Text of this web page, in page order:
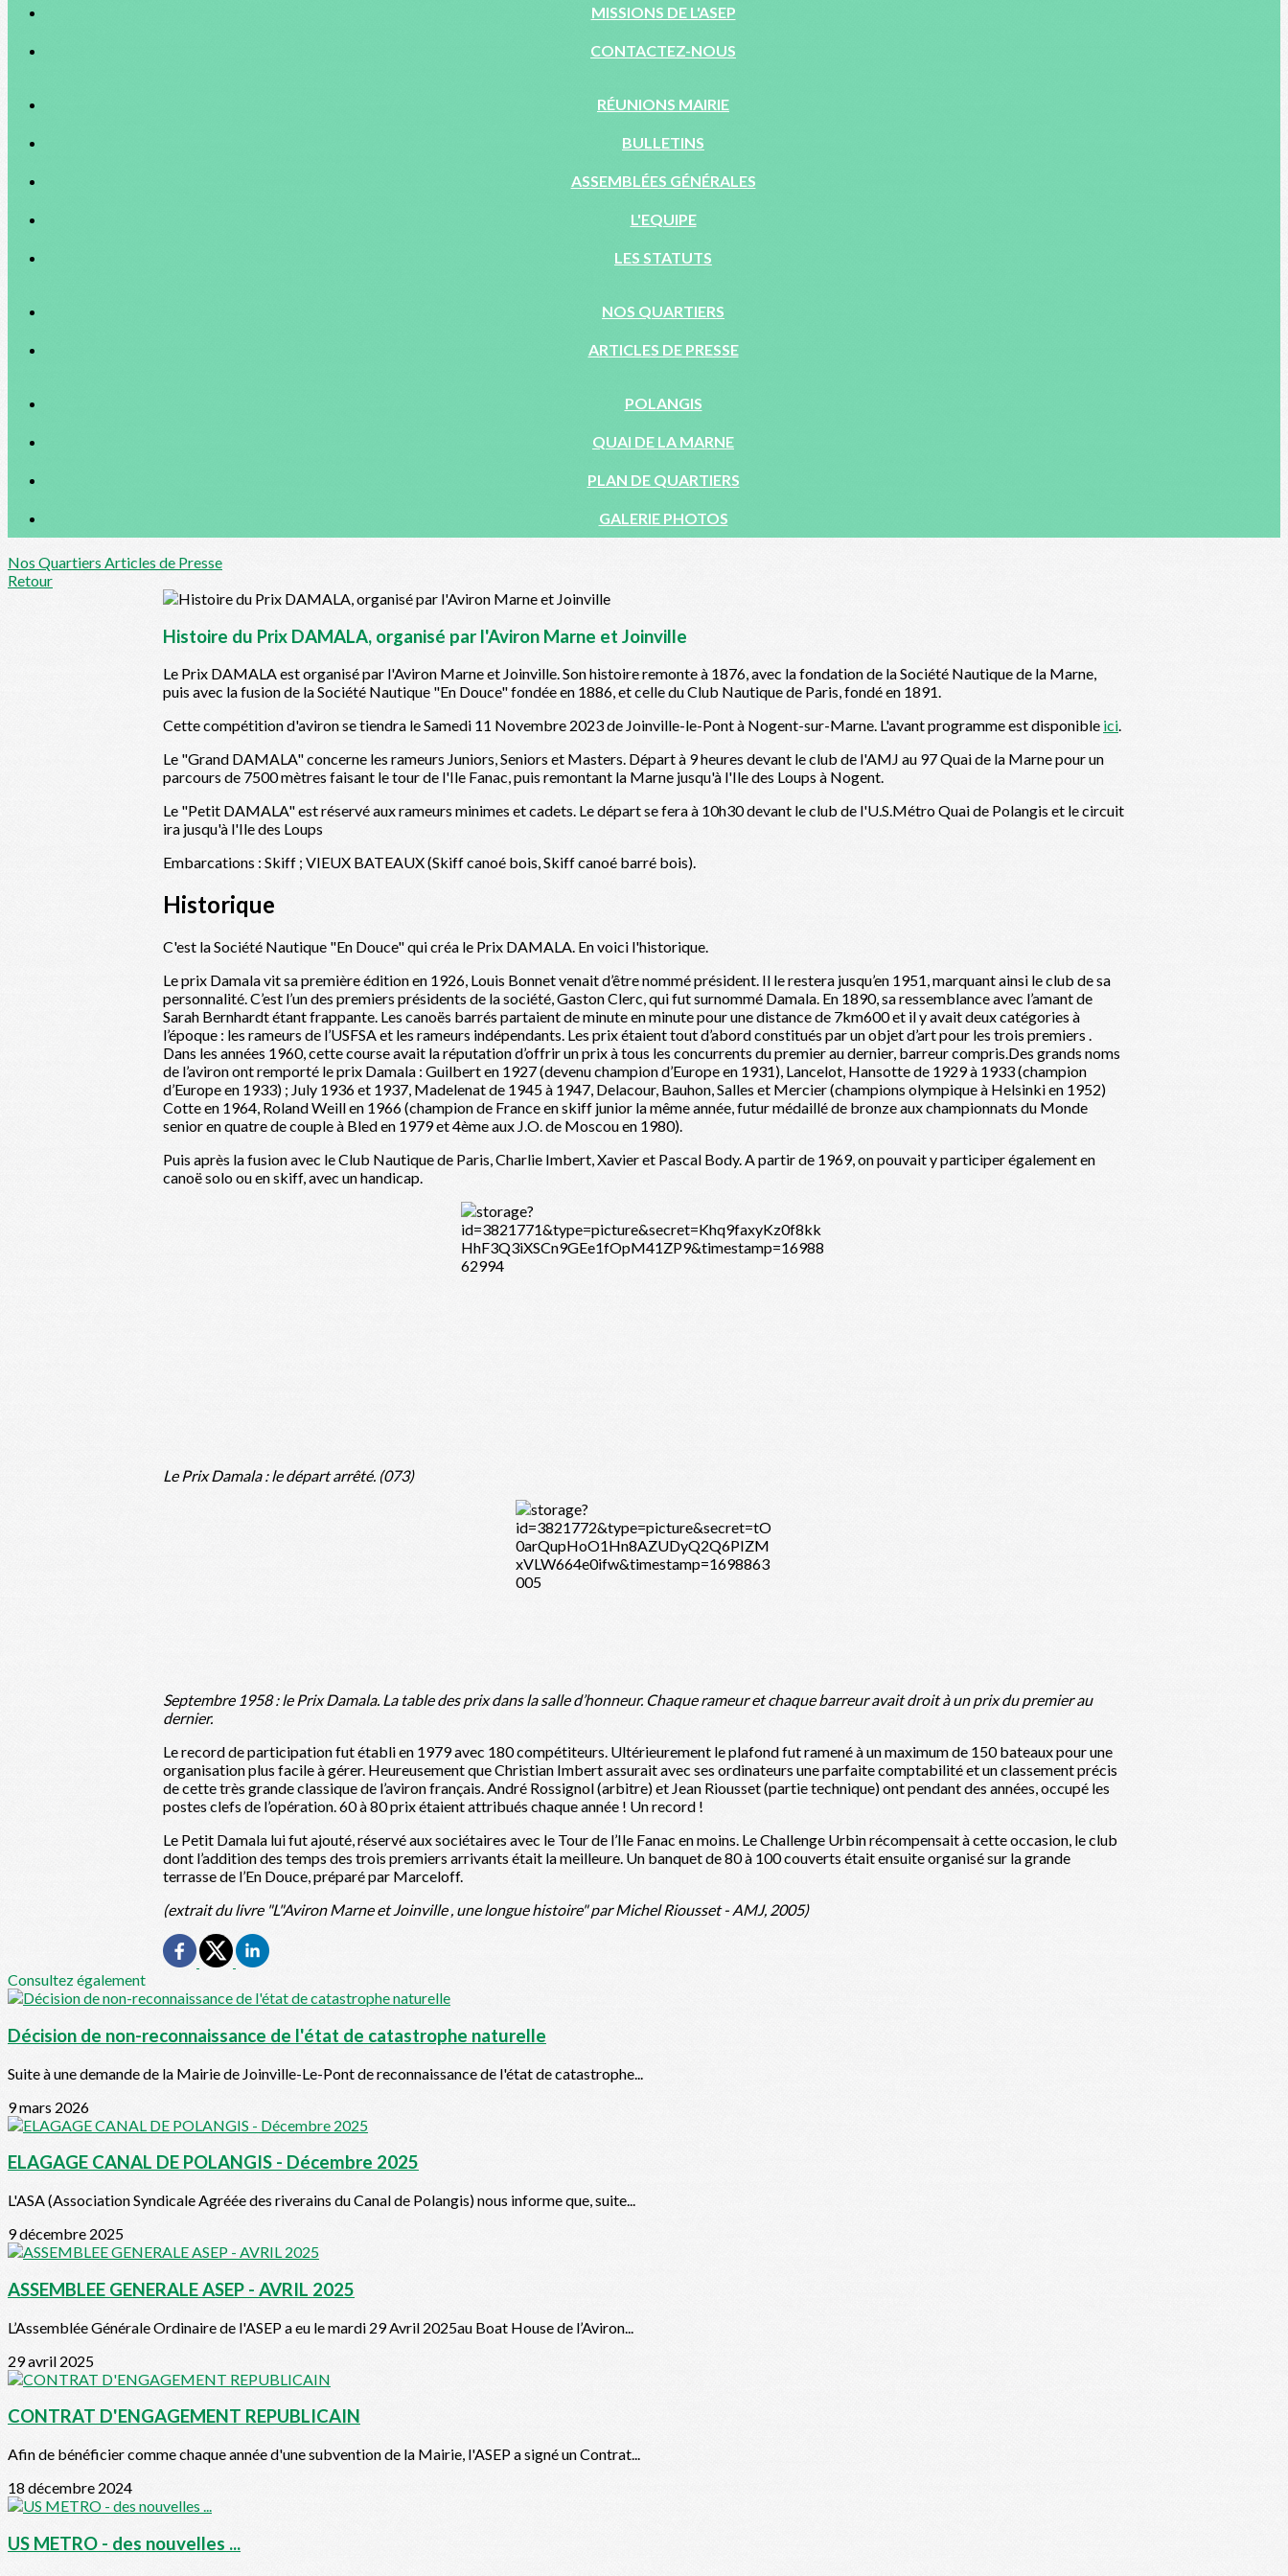
MISSIONS DE L'ASEP
CONTACTEZ-NOUS
RÉUNIONS MAIRIE
BULLETINS
ASSEMBLÉES GÉNÉRALES
L'EQUIPE
LES STATUTS
NOS QUARTIERS
ARTICLES DE PRESSE
POLANGIS
QUAI DE LA MARNE
PLAN DE QUARTIERS
GALERIE PHOTOS
Nos Quartiers Articles de Presse
Retour
Histoire du Prix DAMALA, organisé par l'Aviron Marne et Joinville
Le Prix DAMALA est organisé par l'Aviron Marne et Joinville. Son histoire remonte à 1876, avec la fondation de la Société Nautique de la Marne,
puis avec la fusion de la Société Nautique "En Douce" fondée en 1886, et celle du Club Nautique de Paris, fondé en 1891.
Cette compétition d'aviron se tiendra le Samedi 11 Novembre 2023 de Joinville-le-Pont à Nogent-sur-Marne. L'avant programme est disponible ici.
Le "Grand DAMALA" concerne les rameurs Juniors, Seniors et Masters. Départ à 9 heures devant le club de l'AMJ au 97 Quai de la Marne pour un
parcours de 7500 mètres faisant le tour de l'Ile Fanac, puis remontant la Marne jusqu'à l'Ile des Loups à Nogent.
Le "Petit DAMALA" est réservé aux rameurs minimes et cadets. Le départ se fera à 10h30 devant le club de l'U.S.Métro Quai de Polangis et le circuit
ira jusqu'à l'Ile des Loups
Embarcations : Skiff ; VIEUX BATEAUX (Skiff canoé bois, Skiff canoé barré bois).
Historique
C'est la Société Nautique "En Douce" qui créa le Prix DAMALA. En voici l'historique.
Le prix Damala vit sa première édition en 1926, Louis Bonnet venait d’être nommé président. Il le restera jusqu’en 1951, marquant ainsi le club de sa
personnalité. C’est l’un des premiers présidents de la société, Gaston Clerc, qui fut surnommé Damala. En 1890, sa ressemblance avec l’amant de
Sarah Bernhardt étant frappante. Les canoës barrés partaient de minute en minute pour une distance de 7km600 et il y avait deux catégories à
l’époque : les rameurs de l’USFSA et les rameurs indépendants. Les prix étaient tout d’abord constitués par un objet d’art pour les trois premiers .
Dans les années 1960, cette course avait la réputation d’offrir un prix à tous les concurrents du premier au dernier, barreur compris.Des grands noms
de l’aviron ont remporté le prix Damala : Guilbert en 1927 (devenu champion d’Europe en 1931), Lancelot, Hansotte de 1929 à 1933 (champion
d’Europe en 1933) ; July 1936 et 1937, Madelenat de 1945 à 1947, Delacour, Bauhon, Salles et Mercier (champions olympique à Helsinki en 1952)
Cotte en 1964, Roland Weill en 1966 (champion de France en skiff junior la même année, futur médaillé de bronze aux championnats du Monde
senior en quatre de couple à Bled en 1979 et 4ème aux J.O. de Moscou en 1980).
Puis après la fusion avec le Club Nautique de Paris, Charlie Imbert, Xavier et Pascal Body. A partir de 1969, on pouvait y participer également en
canoë solo ou en skiff, avec un handicap.
Le Prix Damala : le départ arrêté. (073)
Septembre 1958 : le Prix Damala. La table des prix dans la salle d’honneur. Chaque rameur et chaque barreur avait droit à un prix du premier au
dernier.
Le record de participation fut établi en 1979 avec 180 compétiteurs. Ultérieurement le plafond fut ramené à un maximum de 150 bateaux pour une
organisation plus facile à gérer. Heureusement que Christian Imbert assurait avec ses ordinateurs une parfaite comptabilité et un classement précis
de cette très grande classique de l’aviron français. André Rossignol (arbitre) et Jean Riousset (partie technique) ont pendant des années, occupé les
postes clefs de l’opération. 60 à 80 prix étaient attribués chaque année ! Un record !
Le Petit Damala lui fut ajouté, réservé aux sociétaires avec le Tour de l’Ile Fanac en moins. Le Challenge Urbin récompensait à cette occasion, le club
dont l’addition des temps des trois premiers arrivants était la meilleure. Un banquet de 80 à 100 couverts était ensuite organisé sur la grande
terrasse de l’En Douce, préparé par Marceloff.
(extrait du livre "L"Aviron Marne et Joinville , une longue histoire" par Michel Riousset - AMJ, 2005)
Consultez également
Décision de non-reconnaissance de l'état de catastrophe naturelle
Suite à une demande de la Mairie de Joinville-Le-Pont de reconnaissance de l'état de catastrophe...
9 mars 2026
ELAGAGE CANAL DE POLANGIS - Décembre 2025
L'ASA (Association Syndicale Agréée des riverains du Canal de Polangis) nous informe que, suite...
9 décembre 2025
ASSEMBLEE GENERALE ASEP - AVRIL 2025
L’Assemblée Générale Ordinaire de l'ASEP a eu le mardi 29 Avril 2025au Boat House de l’Aviron...
29 avril 2025
CONTRAT D'ENGAGEMENT REPUBLICAIN
Afin de bénéficier comme chaque année d'une subvention de la Mairie, l'ASEP a signé un Contrat...
18 décembre 2024
US METRO - des nouvelles ...